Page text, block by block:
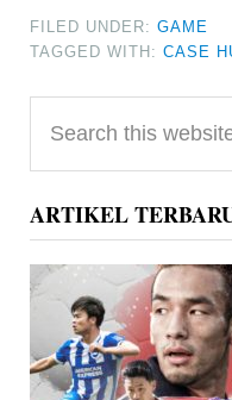
FILED UNDER:GAME
TAGGED WITH:CASE
Primary
Sidebar
this
website
ARTIKEL